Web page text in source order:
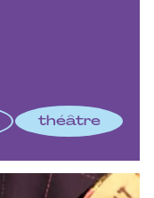
théâtre